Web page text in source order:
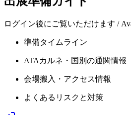
ログイン後にご覧いただけます /
準備タイムライン
ATAカルネ・国別の通関情報
会場搬入・アクセス情報
よくあるリスクと対策